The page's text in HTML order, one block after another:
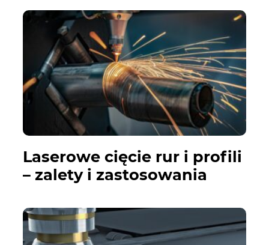
Laserowe cięcie rur i profili
– zalety i zastosowania